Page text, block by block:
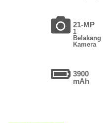
21-MP
1
Belakang
Kamera
3900
mAh